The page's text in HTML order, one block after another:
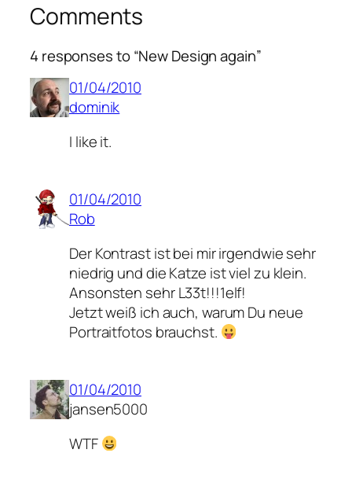
Comments
4 responses to “New Design again”
01/04/2010
dominik
I like it.
01/04/2010
Rob
Der Kontrast ist bei mir irgendwie sehr
niedrig und die Katze ist viel zu klein.
Ansonsten sehr L33t!!!1elf!
Jetzt weiß ich auch, warum Du neue
Portraitfotos brauchst.
01/04/2010
jansen5000
WTF